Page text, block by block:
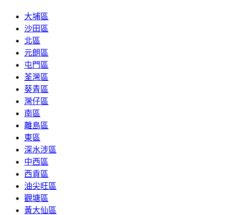
大埔區
沙田區
北區
元朗區
屯門區
荃灣區
葵青區
灣仔區
南區
離島區
東區
深水涉區
中西區
西貢區
油尖旺區
觀塘區
黃大仙區